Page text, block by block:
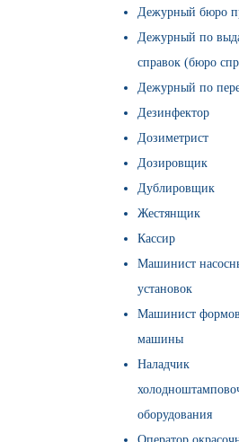
Дежурный бюро
Дежурный по
справок (бюро
Дежурный по
Дезинфектор
Дозиметрист
Дозировщик
Дублировщик
Жестянщик
Кассир
Машинист
установок
Машинист
машины
Наладчик
оборудования